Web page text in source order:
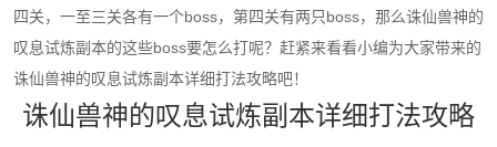
四关，一至三关各有一个boss，第四关有两只boss，那么诛仙兽神的
叹息试炼副本的这些boss要怎么打呢？赶紧来看看小编为大家带来的
诛仙兽神的叹息试炼副本详细打法攻略吧！
诛仙兽神的叹息试炼副本详细打法攻略